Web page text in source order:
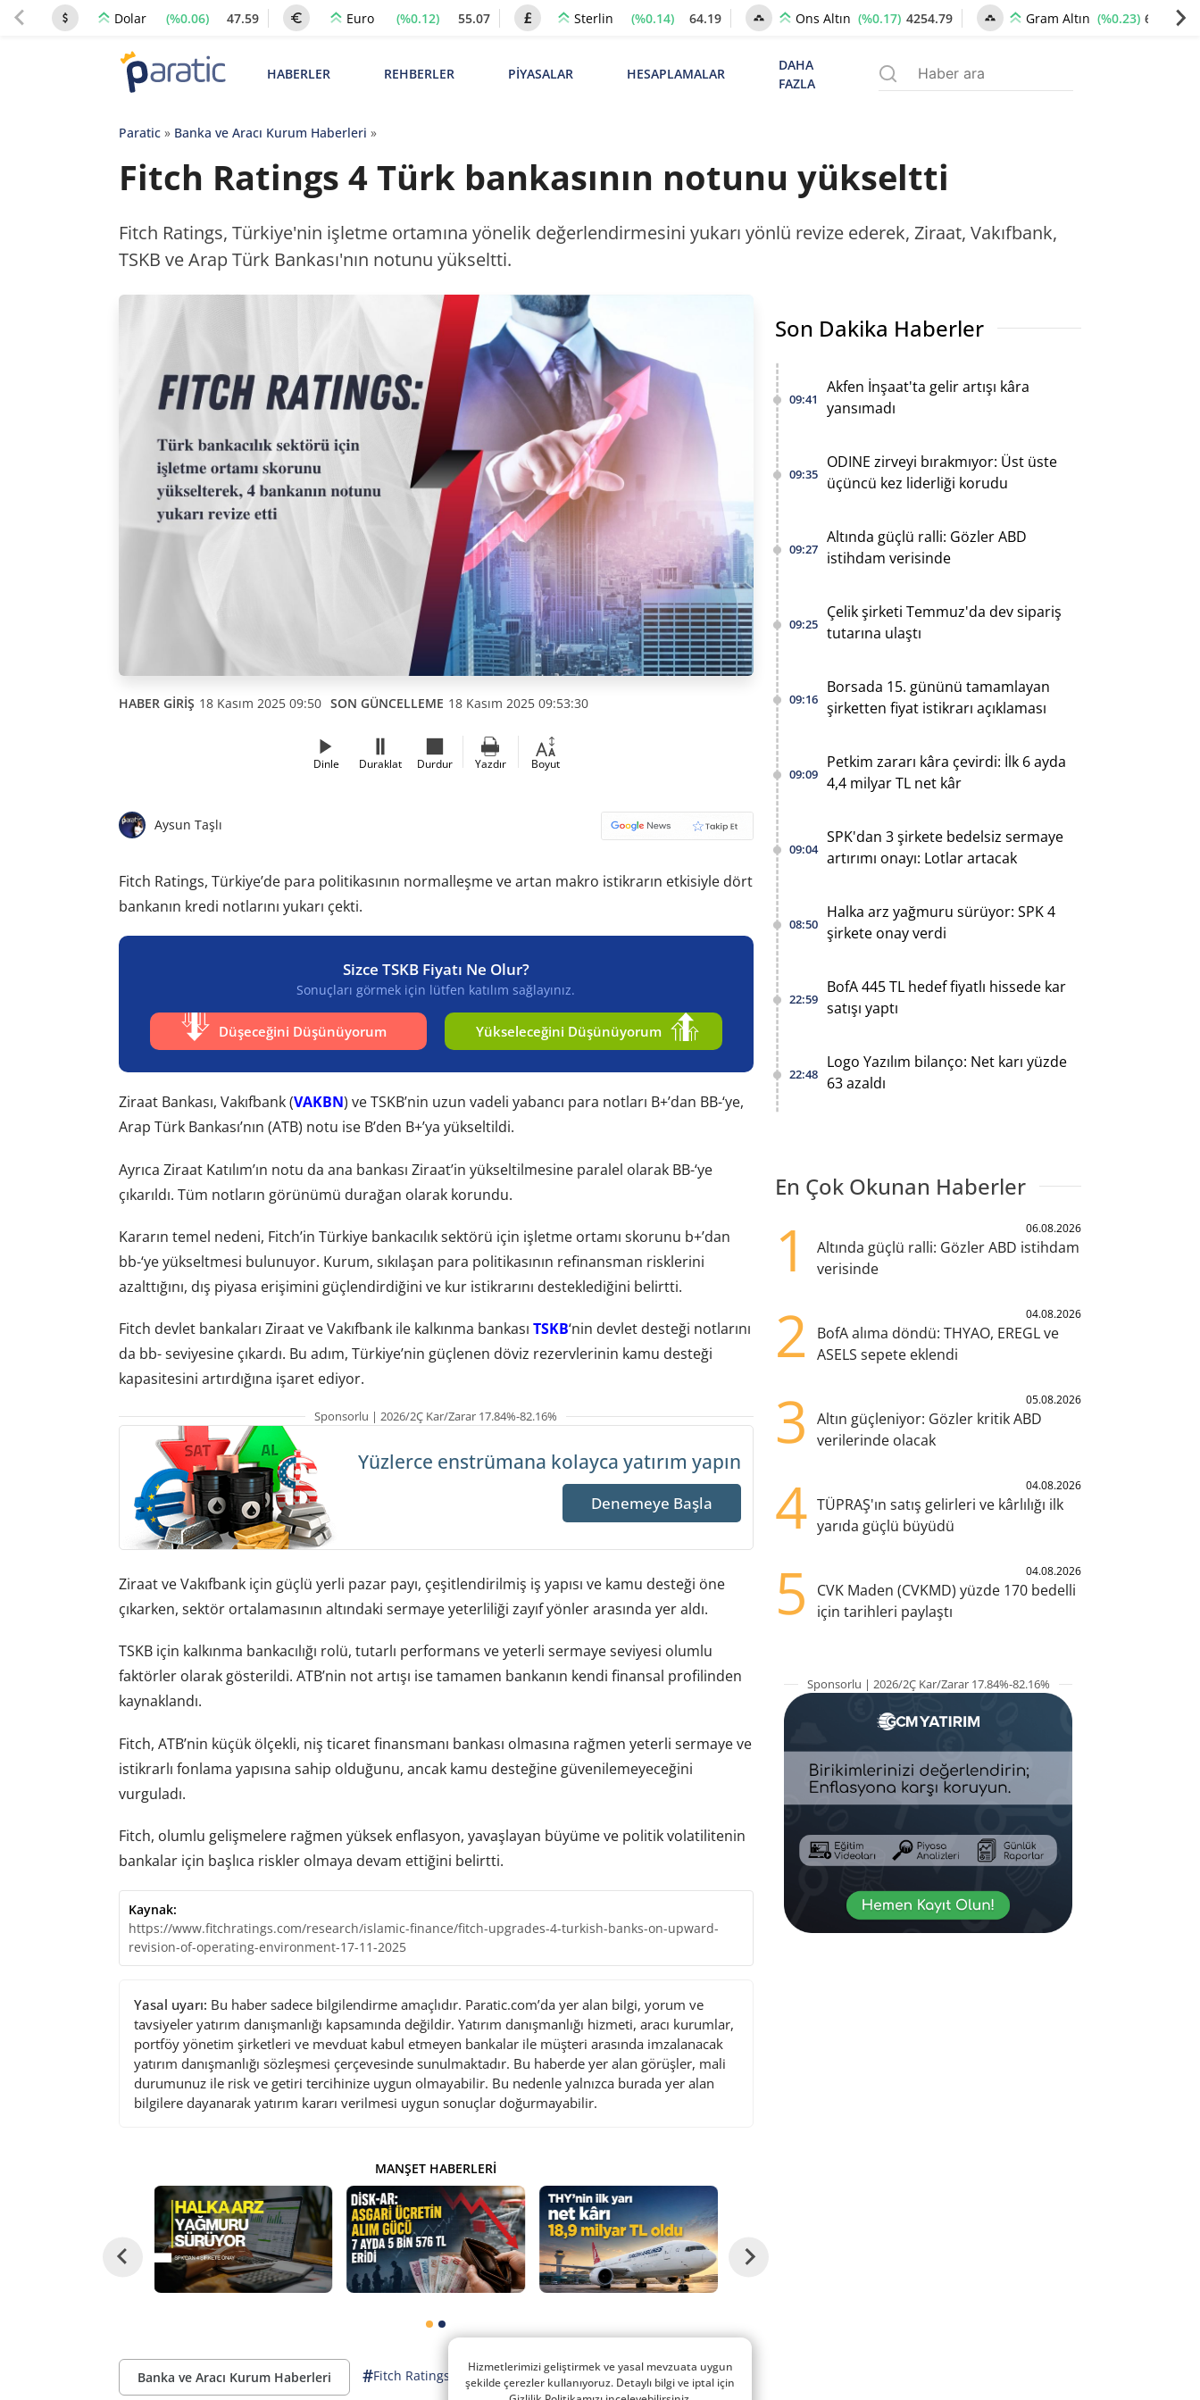
Dolar (%0.06) 47.59 Euro (%0.12) 55.07 Sterlin (%0.14) 64.19 Ons Altın (%0.17) 4254.79 Gram Altın (%0.23) 6511.10
HABERLER REHBERLER PİYASALAR HESAPLAMALAR
DAHA
FAZLA
Paratic» Banka ve Aracı Kurum Haberleri »
Fitch Ratings 4 Türk bankasının notunu yükseltti
Fitch Ratings, Türkiye'nin işletme ortamına yönelik değerlendirmesini yukarı yönlü revize ederek, Ziraat, Vakıfbank,
TSKB ve Arap Türk Bankası'nın notunu yükseltti.
HABER GİRİŞ 18 Kasım 2025 09:50 SON GÜNCELLEME 18 Kasım 2025 09:53:30
Dinle Duraklat Durdur Yazdır Boyut
Aysun Taşlı
Fitch Ratings, Türkiye’de para politikasının normalleşme ve artan makro istikrarın etkisiyle dört
bankanın kredi notlarını yukarı çekti.
Sizce TSKB Fiyatı Ne Olur?
Sonuçları görmek için lütfen katılım sağlayınız.
Düşeceğini Düşünüyorum Yükseleceğini Düşünüyorum
Ziraat Bankası, Vakıfbank (VAKBN) ve TSKB’nin uzun vadeli yabancı para notları B+’dan BB-‘ye,
Arap Türk Bankası’nın (ATB) notu ise B’den B+’ya yükseltildi.
Ayrıca Ziraat Katılım’ın notu da ana bankası Ziraat’in yükseltilmesine paralel olarak BB-‘ye
çıkarıldı. Tüm notların görünümü durağan olarak korundu.
Kararın temel nedeni, Fitch’in Türkiye bankacılık sektörü için işletme ortamı skorunu b+’dan
bb-‘ye yükseltmesi bulunuyor. Kurum, sıkılaşan para politikasının refinansman risklerini
azalttığını, dış piyasa erişimini güçlendirdiğini ve kur istikrarını desteklediğini belirtti.
Fitch devlet bankaları Ziraat ve Vakıfbank ile kalkınma bankası TSKB‘nin devlet desteği notlarını
da bb- seviyesine çıkardı. Bu adım, Türkiye’nin güçlenen döviz rezervlerinin kamu desteği
kapasitesini artırdığına işaret ediyor.
Sponsorlu | 2026/2Ç Kar/Zarar 17.84%-82.16%
Yüzlerce enstrümana kolayca yatırım yapın
Denemeye Başla
Ziraat ve Vakıfbank için güçlü yerli pazar payı, çeşitlendirilmiş iş yapısı ve kamu desteği öne
çıkarken, sektör ortalamasının altındaki sermaye yeterliliği zayıf yönler arasında yer aldı.
TSKB için kalkınma bankacılığı rolü, tutarlı performans ve yeterli sermaye seviyesi olumlu
faktörler olarak gösterildi. ATB’nin not artışı ise tamamen bankanın kendi finansal profilinden
kaynaklandı.
Fitch, ATB’nin küçük ölçekli, niş ticaret finansmanı bankası olmasına rağmen yeterli sermaye ve
istikrarlı fonlama yapısına sahip olduğunu, ancak kamu desteğine güvenilemeyeceğini
vurguladı.
Fitch, olumlu gelişmelere rağmen yüksek enflasyon, yavaşlayan büyüme ve politik volatilitenin
bankalar için başlıca riskler olmaya devam ettiğini belirtti.
Kaynak:
https://www.fitchratings.com/research/islamic-finance/fitch-upgrades-4-turkish-banks-on-upward-
revision-of-operating-environment-17-11-2025
Yasal uyarı: Bu haber sadece bilgilendirme amaçlıdır. Paratic.com’da yer alan bilgi, yorum ve
tavsiyeler yatırım danışmanlığı kapsamında değildir. Yatırım danışmanlığı hizmeti, aracı kurumlar,
portföy yönetim şirketleri ve mevduat kabul etmeyen bankalar ile müşteri arasında imzalanacak
yatırım danışmanlığı sözleşmesi çerçevesinde sunulmaktadır. Bu haberde yer alan görüşler, mali
durumunuz ile risk ve getiri tercihinize uygun olmayabilir. Bu nedenle yalnızca burada yer alan
bilgilere dayanarak yatırım kararı verilmesi uygun sonuçlar doğurmayabilir.
MANŞET HABERLERI
Banka ve Aracı Kurum Haberleri #Fitch Ratings #TSKB,#VAKBN
Son Dakika Haberler
09:41
Akfen İnşaat'ta gelir artışı kâra
yansımadı
09:35
ODINE zirveyi bırakmıyor: Üst üste
üçüncü kez liderliği korudu
09:27
Altında güçlü ralli: Gözler ABD
istihdam verisinde
09:25
Çelik şirketi Temmuz'da dev sipariş
tutarına ulaştı
09:16
Borsada 15. gününü tamamlayan
şirketten fiyat istikrarı açıklaması
09:09
Petkim zararı kâra çevirdi: İlk 6 ayda
4,4 milyar TL net kâr
09:04
SPK'dan 3 şirkete bedelsiz sermaye
artırımı onayı: Lotlar artacak
08:50
Halka arz yağmuru sürüyor: SPK 4
şirkete onay verdi
22:59
BofA 445 TL hedef fiyatlı hissede kar
satışı yaptı
22:48
Logo Yazılım bilanço: Net karı yüzde
63 azaldı
En Çok Okunan Haberler
1 06.08.2026
Altında güçlü ralli: Gözler ABD istihdam
verisinde
2 04.08.2026
BofA alıma döndü: THYAO, EREGL ve
ASELS sepete eklendi
3 05.08.2026
Altın güçleniyor: Gözler kritik ABD
verilerinde olacak
4 04.08.2026
TÜPRAŞ'ın satış gelirleri ve kârlılığı ilk
yarıda güçlü büyüdü
5 04.08.2026
CVK Maden (CVKMD) yüzde 170 bedelli
için tarihleri paylaştı
Sponsorlu | 2026/2Ç Kar/Zarar 17.84%-82.16%
Hizmetlerimizi geliştirmek ve yasal mevzuata uygun
şekilde çerezler kullanıyoruz. Detaylı bilgi ve iptal için